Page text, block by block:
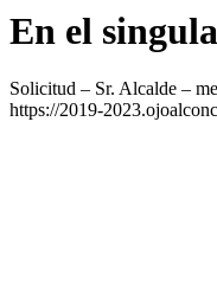
En el
Solicitud – Sr. Alcalde –
https://2019-